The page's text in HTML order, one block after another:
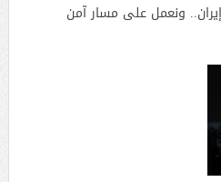
ونعمل على مسار آمن